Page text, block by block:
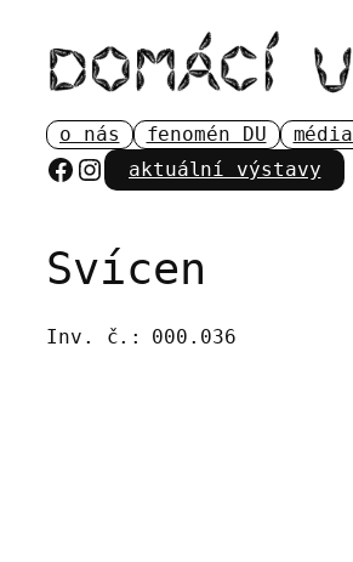
obsah
o nás fenomén DU média
Facebook
Instagram
aktuální výstavy
Svícen
Inv. č.: 000.036